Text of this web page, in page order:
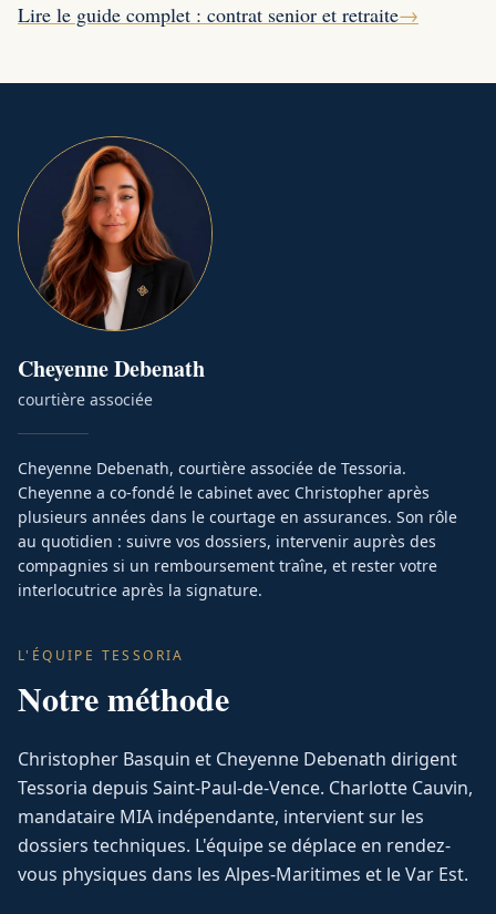
Lire le guide complet : contrat senior et retraite→
CheyenneDebenath
courtière associée
Cheyenne Debenath, courtière associée de Tessoria.
Cheyenne a co-fondé le cabinet avec Christopher après
plusieurs années dans le courtage en assurances. Son rôle
au quotidien : suivre vos dossiers, intervenir auprès des
compagnies si un remboursement traîne, et rester votre
interlocutrice après la signature.
L'ÉQUIPE TESSORIA
Notre méthode
Christopher Basquin et Cheyenne Debenath dirigent
Tessoria depuis Saint-Paul-de-Vence. Charlotte Cauvin,
mandataire MIA indépendante, intervient sur les
dossiers techniques. L'équipe se déplace en rendez-
vous physiques dans les Alpes-Maritimes et le Var Est.